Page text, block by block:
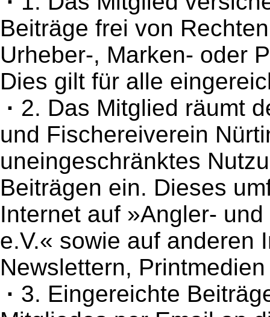
Beiträge frei von
Urheber-, Marken- oder
Dies gilt für alle
· 2. Das Mitglied räumt
und Fischereiverein
uneingeschränktes
Beiträgen ein. Dieses
Internet auf »Angler-
e.V.« sowie auf anderen
Newslettern,
· 3. Eingereichte